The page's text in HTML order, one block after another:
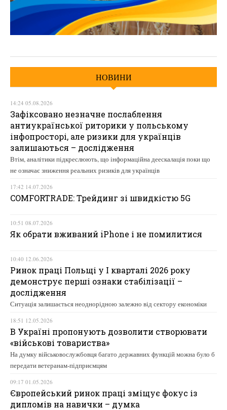
НОВИНИ
14:24 05.08.2026
Зафіксовано незначне послаблення
антиукраїнської риторики у польському
інфопросторі, але ризики для українців
залишаються – дослідження
Втім, аналітики підкреслюють, що інформаційна деескалація поки що
не означає зниження реальних ризиків для українців
17:42 14.07.2026
COMFORTRADE: Трейдинг зі швидкістю 5G
10:51 08.07.2026
Як обрати вживаний iPhone і не помилитися
10:40 12.06.2026
Ринок праці Польщі у І кварталі 2026 року
демонструє перші ознаки стабілізації –
дослідження
Ситуація залишається неоднорідною залежно від сектору економіки
18:51 12.05.2026
В Україні пропонують дозволити створювати
«військові товариства»
На думку військовослужбовця багато державних функцій можна було б
передати ветеранам-підприємцям
09:17 01.05.2026
Європейський ринок праці зміщує фокус із
дипломів на навички – думка